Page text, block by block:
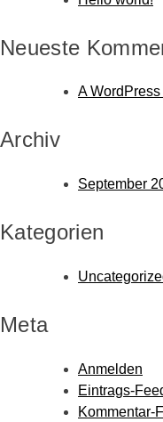
Neueste
A
Archiv
September
Kategorien
Meta
Anmelden
Eintrags-
Kommentar-